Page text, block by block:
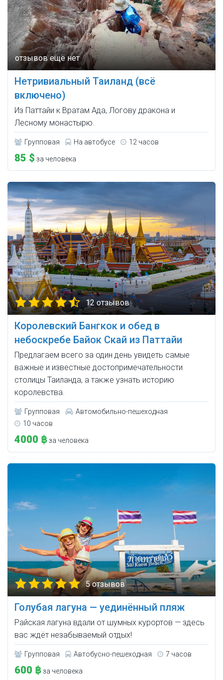
Нетривиальный Таиланд (всё
включено)
Из Паттайи к Вратам Ада, Логову дракона и
Лесному монастырю.
Групповая На автобусе 12 часов
85 $ за человека
12 отзывов
Королевский Бангкок и обед в
небоскребе Байок Скай из Паттайи
Предлагаем всего за один день увидеть самые
важные и известные достопримечательности
столицы Таиланда, а также узнать историю
королевства.
Групповая
Автомобильно-пешеходная
10 часов
4000 ฿за человека
5 отзывов
Голубая лагуна — уединённый пляж
Райская лагуна вдали от шумных курортов — здесь
вас ждёт незабываемый отдых!
Групповая Автобусно-пешеходная 7 часов
600 ฿за человека